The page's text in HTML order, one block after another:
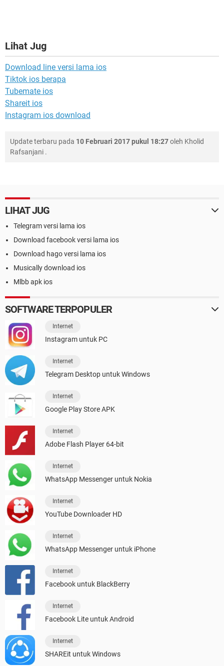
Lihat Jug
Download line versi lama ios
Tiktok ios berapa
Tubemate ios
Shareit ios
Instagram ios download
Update terbaru pada 10 Februari 2017 pukul 18:27oleh Kholid
Rafsanjani .
LIHAT JUG
Telegram versi lama ios
Download facebook versi lama ios
Download hago versi lama ios
Musically download ios
Mlbb apk ios
SOFTWARE TERPOPULER
Internet
Instagram untuk PC
Internet
Telegram Desktop untuk Windows
Internet
Google Play Store APK
Internet
Adobe Flash Player 64-bit
Internet
WhatsApp Messenger untuk Nokia
Internet
YouTube Downloader HD
Internet
WhatsApp Messenger untuk iPhone
Internet
Facebook untuk BlackBerry
Internet
Facebook Lite untuk Android
Internet
SHAREit untuk Windows